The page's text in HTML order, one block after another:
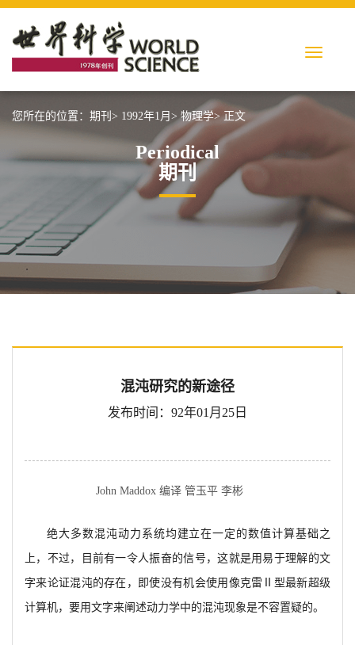
您所在的位置： 期刊> 1992年1月> 物理学> 正文
Periodical
期刊
混沌研究的新途径
发布时间：92年01月25日
John Maddox 编译 管玉平 李彬
绝大多数混沌动力系统均建立在一定的数值计算基础之
上，不过，目前有一令人振奋的信号，这就是用易于理解的文
字来论证混沌的存在，即使没有机会使用像克雷Ⅱ型最新超级
计算机，要用文字来阐述动力学中的混沌现象是不容置疑的。